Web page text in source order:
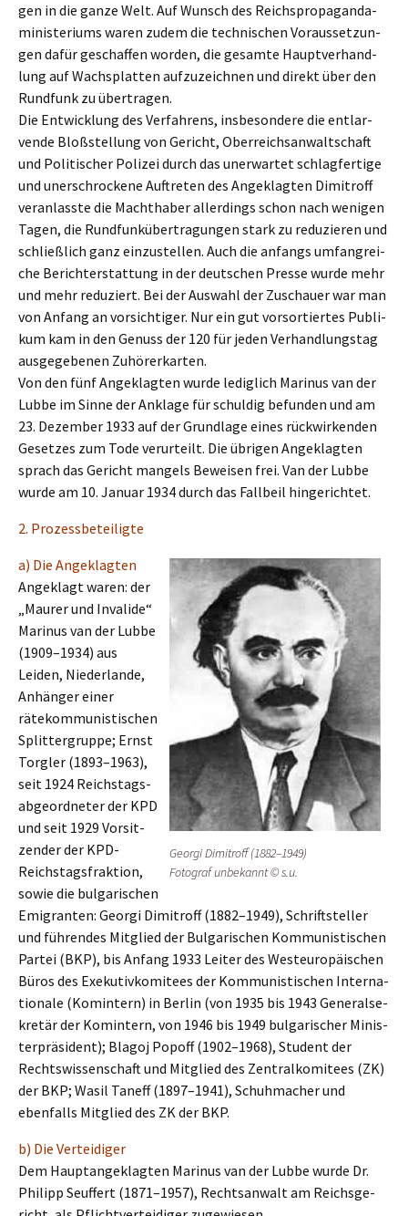
gen in die ganze Welt. Auf Wunsch des Reichs­pro­pa­gan­da­
mi­nis­te­ri­ums waren zudem die techni­schen Voraus­set­zun­
gen dafür geschaf­fen worden, die gesam­te Haupt­ver­hand­
lung auf Wachs­plat­ten aufzu­zeich­nen und direkt über den
Rundfunk zu übertragen.
Die Entwick­lung des Verfah­rens, insbe­son­de­re die entlar­
ven­de Bloßstel­lung von Gericht, Oberreichs­an­walt­schaft
und Politi­scher Polizei durch das unerwar­tet schlag­fer­ti­ge
und unerschro­cke­ne Auftre­ten des Angeklag­ten Dimitroff
veran­lass­te die Macht­ha­ber aller­dings schon nach wenigen
Tagen, die Rundfunk­über­tra­gun­gen stark zu reduzie­ren und
schließ­lich ganz einzu­stel­len. Auch die anfangs umfang­rei­
che Bericht­erstat­tung in der deutschen Presse wurde mehr
und mehr reduziert. Bei der Auswahl der Zuschau­er war man
von Anfang an vorsich­ti­ger. Nur ein gut vorsor­tier­tes Publi­
kum kam in den Genuss der 120 für jeden Verhand­lungs­tag
ausge­ge­be­nen Zuhörerkarten.
Von den fünf Angeklag­ten wurde ledig­lich Marinus van der
Lubbe im Sinne der Ankla­ge für schul­dig befun­den und am
23. Dezem­ber 1933 auf der Grund­la­ge eines rückwir­ken­den
Geset­zes zum Tode verur­teilt. Die übrigen Angeklag­ten
sprach das Gericht mangels Bewei­sen frei. Van der Lubbe
wurde am 10. Januar 1934 durch das Fallbeil hingerichtet.
2. Prozess­be­tei­lig­te
Georgi Dimitroff (1882–1949)
Fotograf unbekannt © s.u.
a) Die Angeklagten
Angeklagt waren: der
„Maurer und Invali­de“
Marinus van der Lubbe
(1909–1934) aus
Leiden, Nieder­lan­de,
Anhän­ger einer
rätekom­mu­nis­ti­schen
Split­ter­grup­pe; Ernst
Torgler (1893–1963),
seit 1924 Reichs­tags­
ab­ge­ord­ne­ter der KPD
und seit 1929 Vorsit­
zen­der der KPD-
Reichs­tags­frak­ti­on,
sowie die bulga­ri­schen
Emigran­ten: Georgi Dimitroff (1882–1949), Schrift­stel­ler
und führen­des Mitglied der Bulga­ri­schen Kommu­nis­ti­schen
Partei (BKP), bis Anfang 1933 Leiter des Westeu­ro­päi­schen
Büros des Exeku­tiv­ko­mi­tees der Kommu­nis­ti­schen Inter­na­
tio­na­le (Komin­tern) in Berlin (von 1935 bis 1943 General­se­
kre­tär der Komin­tern, von 1946 bis 1949 bulga­ri­scher Minis­
ter­prä­si­dent); Blagoj Popoff (1902–1968), Student der
Rechts­wis­sen­schaft und Mitglied des Zentral­ko­mi­tees (ZK)
der BKP; Wasil Taneff (1897–1941), Schuh­ma­cher und
ebenfalls Mitglied des ZK der BKP.
b) Die Verteidiger
Dem Haupt­an­ge­klag­ten Marinus van der Lubbe wurde Dr.
Philipp Seuffert (1871–1957), Rechts­an­walt am Reichs­ge­